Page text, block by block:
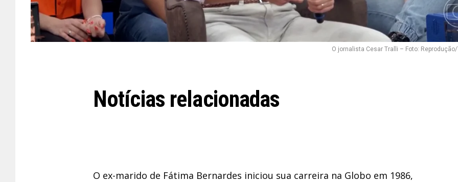
O jornalista Cesar Tralli – Foto: Reprodução/
Notícias relacionadas
O ex-marido de Fátima Bernardes iniciou sua carreira na Globo em 1986,